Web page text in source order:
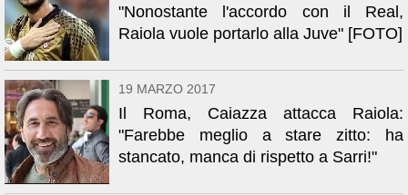
"Nonostante l'accordo con il Real,
Raiola vuole portarlo alla Juve" [FOTO]
19 MARZO 2017
Il Roma, Caiazza attacca Raiola:
"Farebbe meglio a stare zitto: ha
stancato, manca di rispetto a Sarri!"